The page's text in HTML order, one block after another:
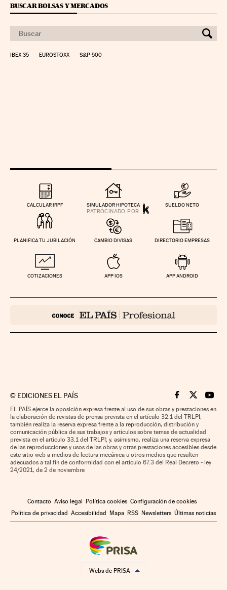
BUSCAR BOLSAS Y MERCADOS
IBEX 35 EUROSTOXX S&P 500
CALCULAR IRPF SIMULADOR HIPOTECA SUELDO NETO
PLANIFICA TU JUBILACIÓN CAMBIO DIVISAS DIRECTORIO EMPRESAS
COTIZACIONES APP IOS APP ANDROID
© EDICIONES EL PAÍS Cinco Días en
Cinco Días
Cinco
EL PAÍS ejerce la oposición expresa frente al uso de sus obras y prestaciones en
la elaboración de revistas de prensa prevista en el artículo 32.1 del TRLPI;
también realiza la reserva expresa frente a la reproducción, distribución y
comunicación pública de sus trabajos y artículos sobre temas de actualidad
prevista en el artículo 33.1 del TRLPI; y, asimismo, realiza una reserva expresa
de las reproducciones y usos de las obras y otras prestaciones accesibles desde
este sitio web a medios de lectura mecánica u otros medios que resulten
adecuados a tal fin de conformidad con el artículo 67.3 del Real Decreto - ley
24/2021, de 2 de noviembre
Contacto Aviso legal Política cookies Configuración de cookies
Política de privacidad Accesibilidad Mapa RSS Newsletters Últimas noticias
Webs de PRISA